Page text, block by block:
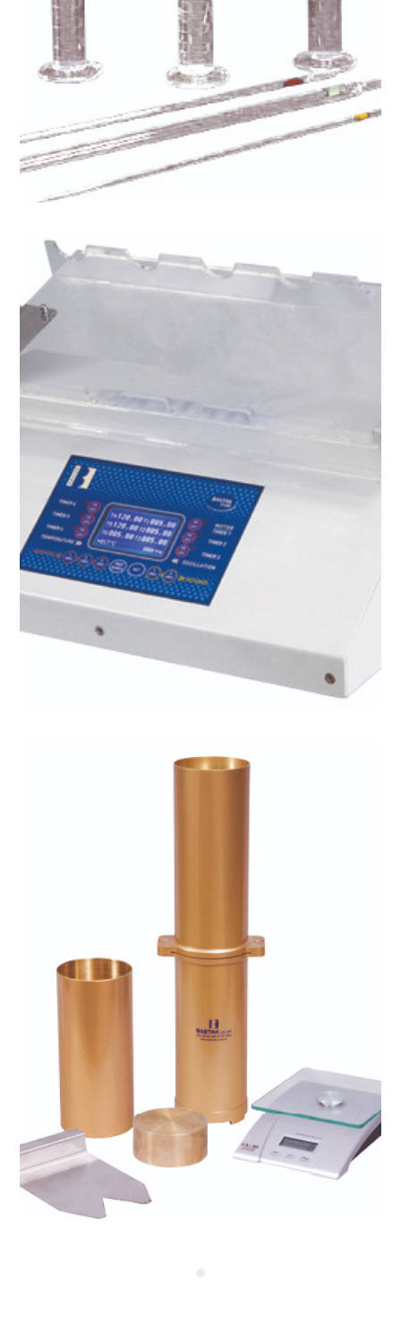
Sedimantasyon Cihazı